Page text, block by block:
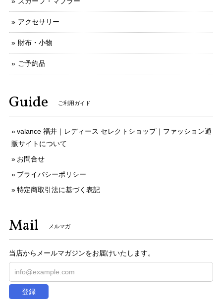
アクセサリー
財布・小物
ご予約品
Guide ご利用ガイド
valance 福井｜レディース セレクトショップ｜ファッション通
販サイトについて
お問合せ
プライバシーポリシー
特定商取引法に基づく表記
Mail メルマガ
当店からメールマガジンをお届けいたします。
登録